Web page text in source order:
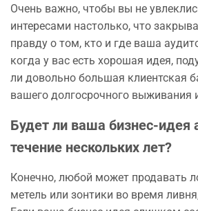
Очень важно, чтобы вы не
интересами настолько, что
правду о том, кто и где ваша
когда у вас есть хорошая идея,
ли довольно большая клиентская
вашего долгосрочного выживания
Будет ли ваша бизнес-идея
течение нескольких лет?
Конечно, любой может продавать
метель или зонтики во время